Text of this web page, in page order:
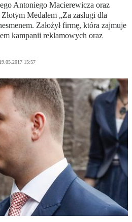
Antoniego Macierewicza oraz
Medalem „Za zasługi dla
Założył firmę, która zajmuje
kampanii reklamowych oraz
19.05.2017 15:57